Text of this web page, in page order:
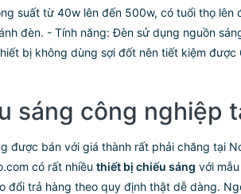
suất từ 40w lên đến 500w, có tuổi thọ
đèn. - Tính năng: Đèn sử dụng nguồn
bị không dùng sợi đốt nên tiết kiệm
sáng công nghiệp
được bán với giá thành rất phải chăng tại
có rất nhiều thiết bị chiếu sáng với
đổi trả hàng theo quy định thật dễ dàng.